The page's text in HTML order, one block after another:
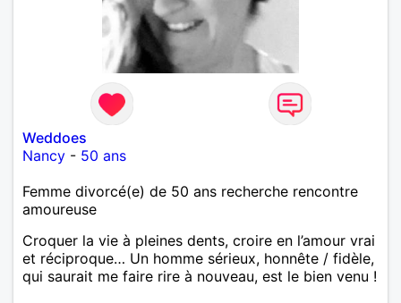
Weddoes
Nancy - 50 ans
Femme divorcé(e) de 50 ans recherche rencontre
amoureuse
Croquer la vie à pleines dents, croire en l’amour vrai
et réciproque… Un homme sérieux, honnête / fidèle,
qui saurait me faire rire à nouveau, est le bien venu !